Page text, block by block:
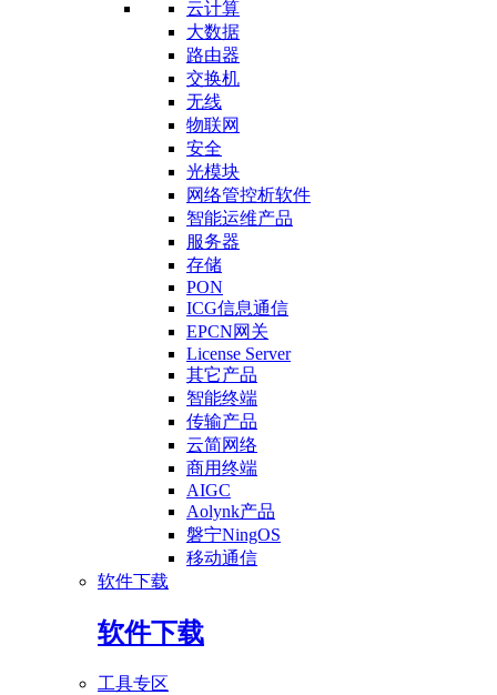
云计算
大数据
路由器
交换机
无线
物联网
安全
光模块
网络管控析软件
智能运维产品
服务器
存储
PON
ICG信息通信
EPCN网关
License Server
其它产品
智能终端
传输产品
云简网络
商用终端
AIGC
Aolynk产品
磐宁NingOS
移动通信
软件下载
软件下载
工具专区